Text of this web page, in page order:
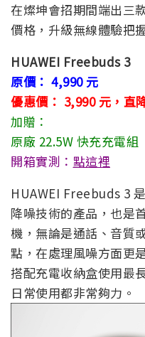
在燦坤會招期間端出三
價格，升級無線體驗把
HUAWEI Freebuds 3
原價： 4,990 元
優惠價： 3,990 元，直
加贈：
原廠 22.5W 快充充電組
開箱實測： 點這裡
HUAWEI Freebuds 3
降噪技術的產品，也是
機，無論是通話、音質
點，在處理風噪方面更
搭配充電收納盒使用最
日常使用都非常夠力。